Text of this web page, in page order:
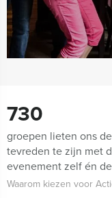
730
groepen lieten ons
tevreden te zijn met
evenement zelf én
Waarom kiezen voor